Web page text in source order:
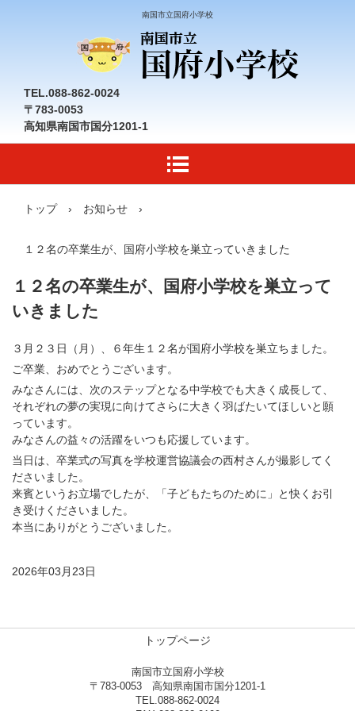
南国市立国府小学校
TEL.088-862-0024
〒783-0053
高知県南国市国分1201-1
トップ › お知らせ ›
１２名の卒業生が、国府小学校を巣立っていきました
１２名の卒業生が、国府小学校を巣立って
いきました
３月２３日（月）、６年生１２名が国府小学校を巣立ちました。
ご卒業、おめでとうございます。
みなさんには、次のステップとなる中学校でも大きく成長して、
それぞれの夢の実現に向けてさらに大きく羽ばたいてほしいと願
っています。
みなさんの益々の活躍をいつも応援しています。
当日は、卒業式の写真を学校運営協議会の西村さんが撮影してく
ださいました。
来賓というお立場でしたが、「子どもたちのために」と快くお引
き受けくださいました。
本当にありがとうございました。
2026年03月23日
トップページ
南国市立国府小学校
〒783-0053 高知県南国市国分1201-1
TEL.088-862-0024